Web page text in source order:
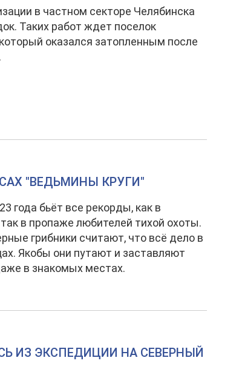
в частном секторе Челябинска
Таких работ ждет поселок
оказался затопленным после
"ВЕДЬМИНЫ КРУГИ"
года бьёт все рекорды, как в
в пропаже любителей тихой охоты.
грибники считают, что всё дело в
Якобы они путают и заставляют
в знакомых местах.
ИЗ ЭКСПЕДИЦИИ НА СЕВЕРНЫЙ